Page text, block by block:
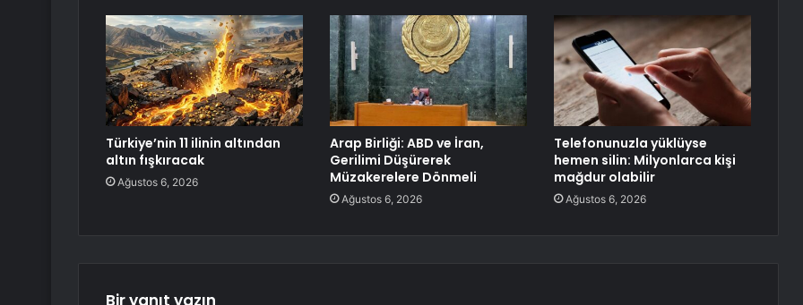
Türkiye’nin 11 ilinin altından
altın fışkıracak
Ağustos 6, 2026
Arap Birliği: ABD ve İran,
Gerilimi Düşürerek
Müzakerelere Dönmeli
Ağustos 6, 2026
Telefonunuzla yüklüyse
hemen silin: Milyonlarca kişi
mağdur olabilir
Ağustos 6, 2026